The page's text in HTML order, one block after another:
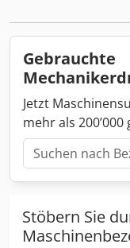
Schnellspann-
vor Ort Maße (L 950
kg
Gebrauchte
Jetzt
mehr als
Stöbern Sie